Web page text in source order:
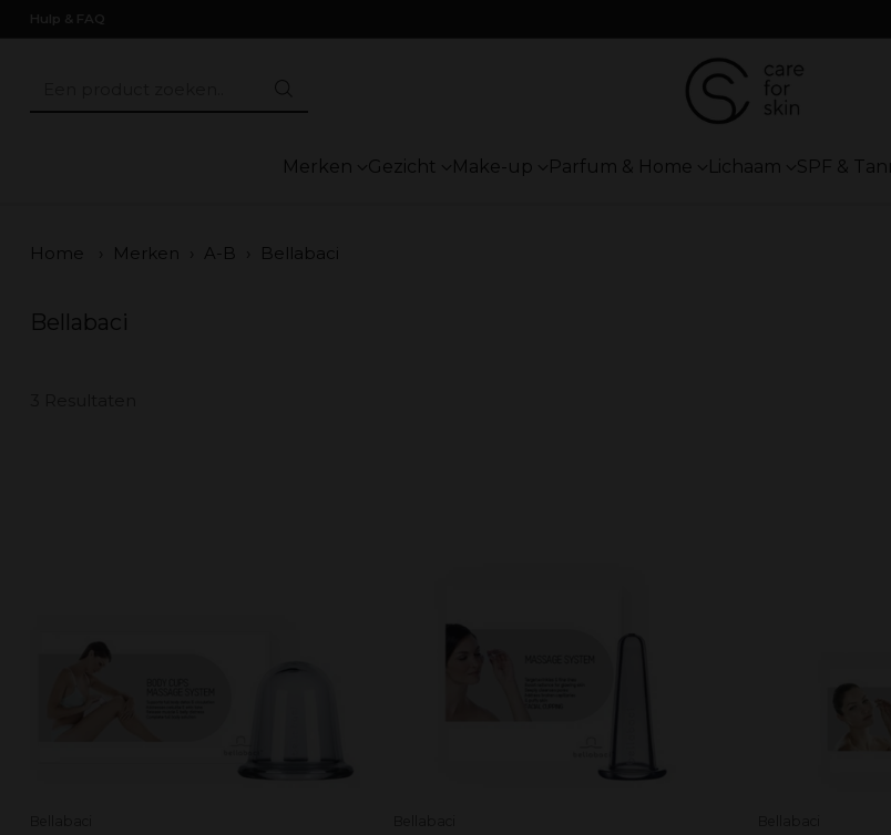
Hulp & FAQ
Merken Gezicht Make-up Parfum & Home Lichaam SPF &
Home Merken A-B Bellabaci
Bellabaci